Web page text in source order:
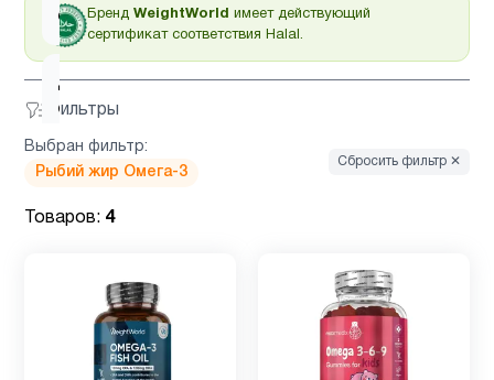
Бренд WeightWorld имеет действующий
сертификат соответствия Halal.
Фильтры
омега 3
Детская
омега 3
, Рыбий
жир
Детские
Детям 6
Выбран фильтр:
Рыбий жир Омега-3
Сбросить фильтр ✕
Товаров: 4